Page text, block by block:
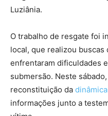
Luziânia.
O trabalho de resgate foi
local, que realizou
enfrentaram dificuldades
submersão. Neste
reconstituição da
informações junto a